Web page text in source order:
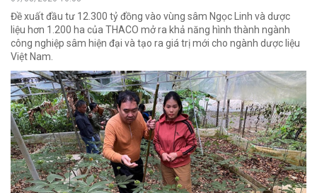
Đề xuất đầu tư 12.300 tỷ đồng vào vùng sâm Ngọc Linh và dược
liệu hơn 1.200 ha của THACO mở ra khả năng hình thành ngành
công nghiệp sâm hiện đại và tạo ra giá trị mới cho ngành dược liệu
Việt Nam.